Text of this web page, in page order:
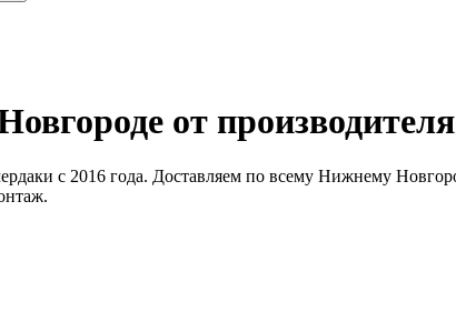
от производителя
с 2016 года. Доставляем по всему Нижнему